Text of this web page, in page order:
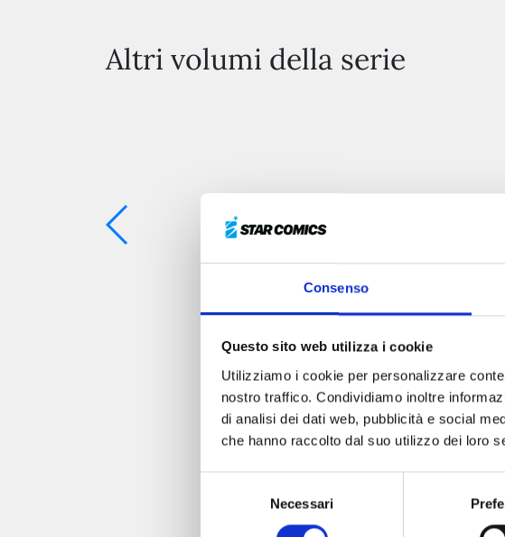
Consenso
Questo sito web utilizza i cookie
Utilizziamo i cookie per personalizzare
nostro traffico. Condividiamo inoltre
di analisi dei dati web, pubblicità e social
che hanno raccolto dal suo utilizzo dei loro
Necessari
Altri volumi della serie